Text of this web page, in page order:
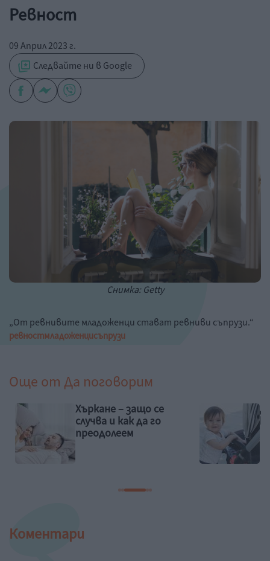
Ревност
09 Април 2023 г.
Следвайте ни в Google
Снимка: Getty
„От ревнивите младоженци стават ревниви съпрузи.“
ревностмладоженцисъпрузи
Още от Да поговорим
Хъркане – защо се
случва и как да го
преодолеем
Коментари